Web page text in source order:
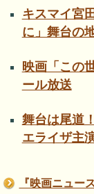
キスマイ宮
に」舞台の
映画「この
ール放送
舞台は尾道
エライザ主
『映画ニュー